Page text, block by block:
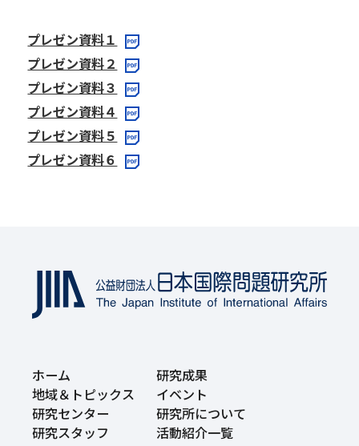
プレゼン資料１
プレゼン資料２
プレゼン資料３
プレゼン資料４
プレゼン資料５
プレゼン資料６
ホーム
研究成果
地域＆トピックス
イベント
研究センター
研究所について
研究スタッフ
活動紹介一覧